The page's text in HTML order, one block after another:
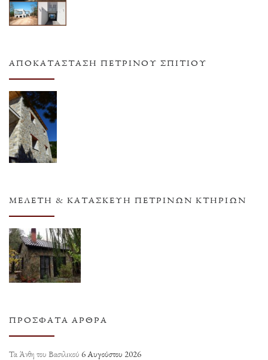
ΑΠΟΚΑΤΆΣΤΑΣΗ ΠΈΤΡΙΝΟΥ ΣΠΙΤΙΟΎ
ΜΕΛΈΤΗ & ΚΑΤΑΣΚΕΥΉ ΠΈΤΡΙΝΩΝ ΚΤΗΡΊΩΝ
ΠΡΌΣΦΑΤΑ ΆΡΘΡΑ
Τα Άνθη του Βασιλικού 6 Αυγούστου 2026